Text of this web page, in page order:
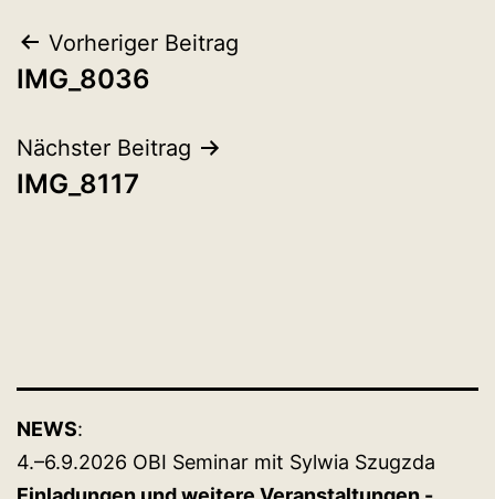
Beitragsnavigation
Vorheriger Beitrag
IMG_8036
Nächster Beitrag
IMG_8117
NEWS:
4.–6.9.2026 OBI Seminar mit Sylwia Szugzda